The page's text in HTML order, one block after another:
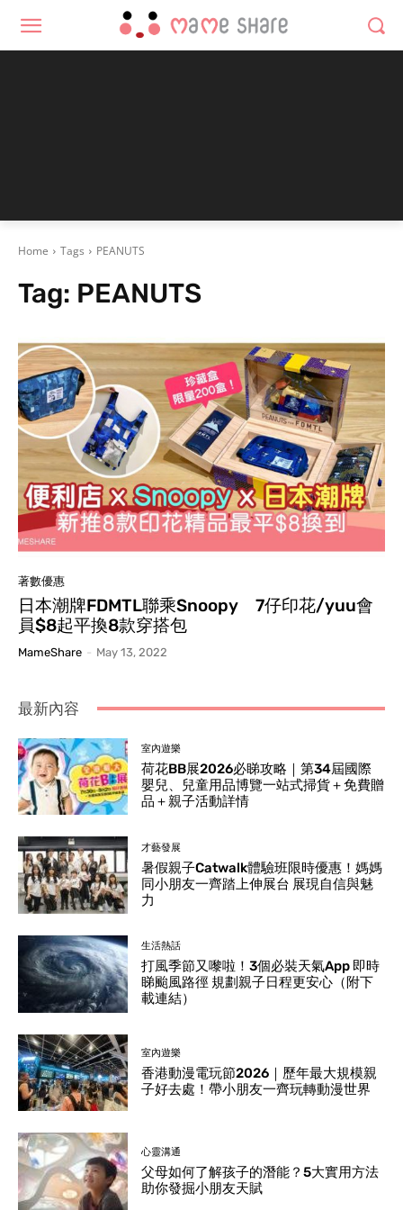
Home Tags PEANUTS
Tag: PEANUTS
著數優惠
日本潮牌FDMTL聯乘Snoopy 7仔印花/yuu會
員$8起平換8款穿搭包
MameShare - May 13, 2022
最新內容
室內遊樂
荷花BB展2026必睇攻略｜第34屆國際
嬰兒、兒童用品博覽一站式掃貨＋免費贈
品＋親子活動詳情
才藝發展
暑假親子Catwalk體驗班限時優惠！媽媽
同小朋友一齊踏上伸展台 展現自信與魅
力
生活熱話
打風季節又嚟啦！3個必裝天氣App 即時
睇颱風路徑 規劃親子日程更安心（附下
載連結）
室內遊樂
香港動漫電玩節2026｜歷年最大規模親
子好去處！帶小朋友一齊玩轉動漫世界
心靈溝通
父母如何了解孩子的潛能？5大實用方法
助你發掘小朋友天賦